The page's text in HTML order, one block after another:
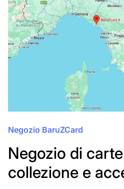
Negozio BaruZCard
Negozio di
collezione e